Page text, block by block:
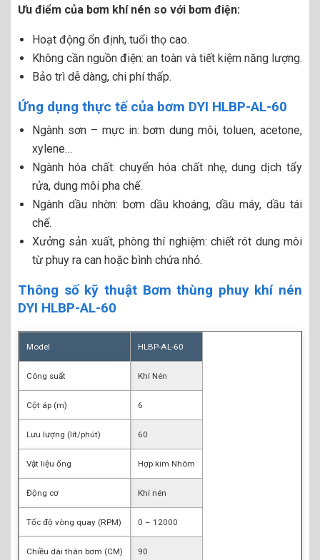
Ưu điểm của bơm khí nén so với bơm điện:
Hoạt động ổn định, tuổi thọ cao.
Không cần nguồn điện: an toàn và tiết kiệm năng lượng.
Bảo trì dễ dàng, chi phí thấp.
Ứng dụng thực tế của bơm DYI HLBP-AL-60
Ngành sơn – mực in: bơm dung môi, toluen, acetone,
xylene…
Ngành hóa chất: chuyển hóa chất nhẹ, dung dịch tẩy
rửa, dung môi pha chế.
Ngành dầu nhờn: bơm dầu khoáng, dầu máy, dầu tái
chế.
Xưởng sản xuất, phòng thí nghiệm: chiết rót dung môi
từ phuy ra can hoặc bình chứa nhỏ.
Thông số kỹ thuật Bơm thùng phuy khí nén
DYI HLBP-AL-60
Model HLBP-AL-60
Công suất Khí Nén
Cột áp (m) 6
Lưu lượng (lít/phút) 60
Vật liệu ống Hợp kim Nhôm
Động cơ Khí nén
Tốc độ vòng quay (RPM) 0 – 12000
Chiều dài thân bơm (CM) 90